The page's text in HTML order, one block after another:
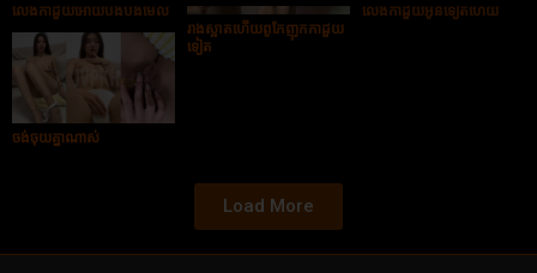
លេងកាដួយអោយបងបងមើល
រាងស្អាតហើយពូកែញុកកាដួយ
ទៀត
លេងកាដួយអូនទៀតហើយ
ចង់ចុយគ្នាណាស់
Load More